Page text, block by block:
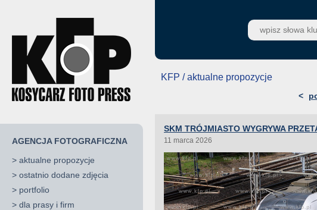
AGENCJA FOTOGRAFICZNA
> aktualne propozycje
> ostatnio dodane zdjęcia
> portfolio
> dla prasy i firm
KFP / aktualne propozycje
<
SKM TRÓJMIASTO WYGRYWA
11 marca 2026